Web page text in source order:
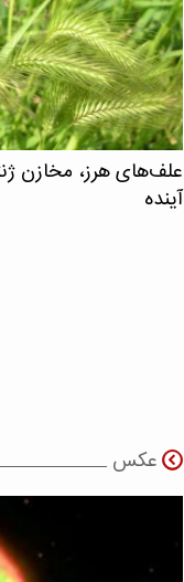
علف‌های هرز، مخازن
آینده
عکس